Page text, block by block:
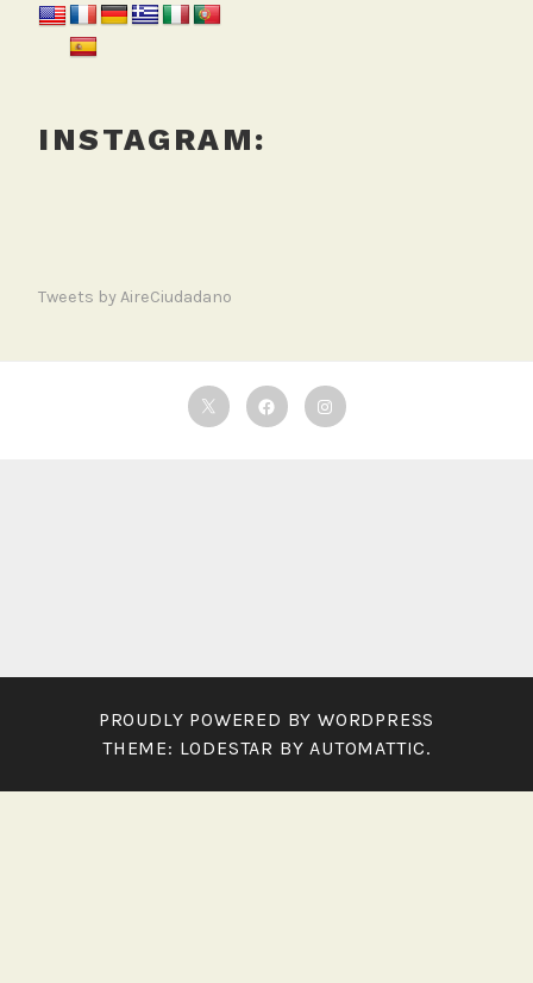
INSTAGRAM:
Tweets by AireCiudadano
TwitterFacebookInstagram
PROUDLY POWERED BY WORDPRESS
THEME: LODESTAR BY AUTOMATTIC.